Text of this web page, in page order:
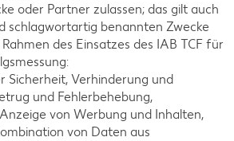
bis 12.08.
oder Partner zulassen; das gilt auch
schlagwortartig benannten Zwecke
des Einsatzes des IAB TCF für
Sicherheit, Verhinderung und
und Fehlerbehebung,
von Werbung und Inhalten,
von Daten aus